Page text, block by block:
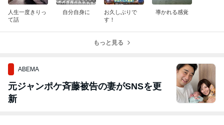
人生一度きりっ
て話
自分自身に
お久しぶりで
す！
導かれる感覚
もっと見る
ABEMA
元ジャンポケ斉藤被告の妻がSNSを更
新